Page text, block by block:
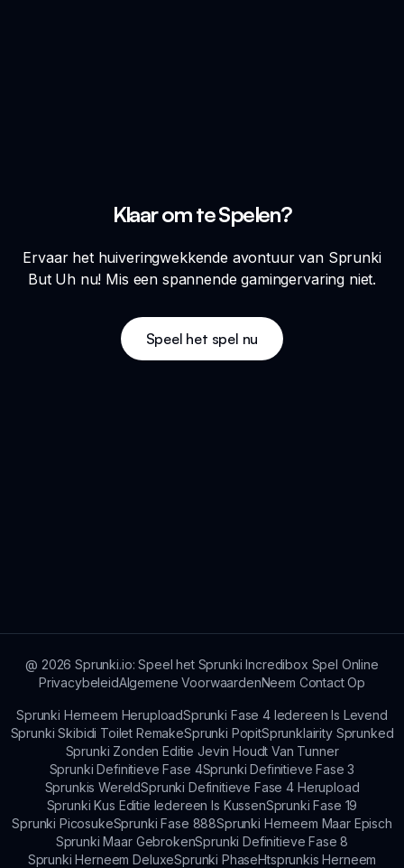
Klaar om te Spelen?
Ervaar het huiveringwekkende avontuur van Sprunki
But Uh nu! Mis een spannende gamingervaring niet.
Speel het spel nu
@ 2026 Sprunki.io: Speel het Sprunki Incredibox Spel Online
PrivacybeleidAlgemene VoorwaardenNeem Contact Op
Sprunki Herneem HeruploadSprunki Fase 4 Iedereen Is Levend
Sprunki Skibidi Toilet RemakeSprunki PopitSprunklairity Sprunked
Sprunki Zonden Editie Jevin Houdt Van Tunner
Sprunki Definitieve Fase 4Sprunki Definitieve Fase 3
Sprunkis WereldSprunki Definitieve Fase 4 Herupload
Sprunki Kus Editie Iedereen Is KussenSprunki Fase 19
Sprunki PicosukeSprunki Fase 888Sprunki Herneem Maar Episch
Sprunki Maar GebrokenSprunki Definitieve Fase 8
Sprunki Herneem DeluxeSprunki PhaseHtsprunkis Herneem